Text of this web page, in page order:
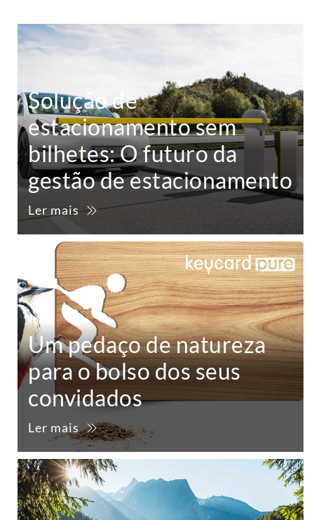
Solução de
estacionamento sem
bilhetes: O futuro da
gestão de estacionamento
Ler mais
Um pedaço de natureza
para o bolso dos seus
convidados
Ler mais